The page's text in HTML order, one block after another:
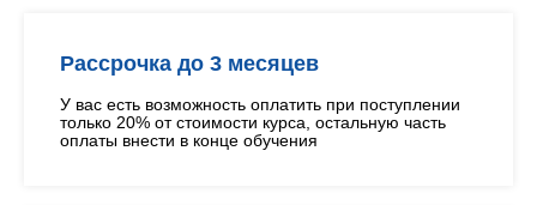
Рассрочка до 3 месяцев
У вас есть возможность оплатить при поступлении
только 20% от стоимости курса, остальную часть
оплаты внести в конце обучения